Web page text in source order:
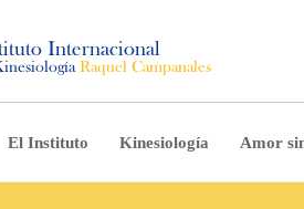
El Instituto Kinesiología Amor